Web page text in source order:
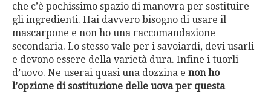
che c’è pochissimo spazio di manovra per sostituire
gli ingredienti. Hai davvero bisogno di usare il
mascarpone e non ho una raccomandazione
secondaria. Lo stesso vale per i savoiardi, devi usarli
e devono essere della varietà dura. Infine i tuorli
d’uovo. Ne userai quasi una dozzina e non ho
l’opzione di sostituzione delle uova per questa